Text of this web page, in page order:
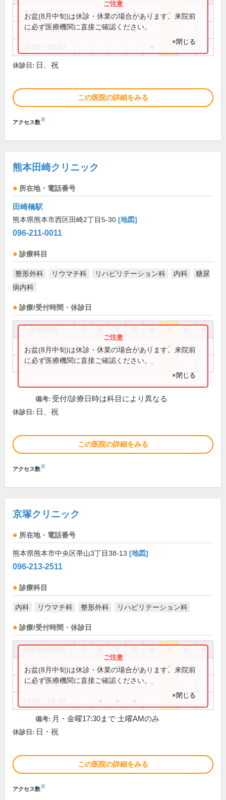
9:00～12:30 ● ● ● ● ●
14:00～18:00 ● ● ●
お盆(8月中旬)は休診・休業の場合があります。来院前
に必ず医療機関に直接ご確認ください。
×閉じる
休診日: 日、祝
この医院の詳細をみる
アクセス数※
熊本田崎クリニック
所在地・電話番号
田崎橋駅
熊本県熊本市西区田崎2丁目5-30 [地図]
096-211-0011
診療科目
整形外科 リウマチ科 リハビリテーション科 内科
糖尿
病内科
診療/受付時間・休診日
祝
9:00～13:00 ● ● ● ● ●
14:30～18:00 ● ● ● ●
お盆(8月中旬)は休診・休業の場合があります。来院前
に必ず医療機関に直接ご確認ください。
×閉じる
備考: 受付/診療日時は科目により異なる
休診日: 日、祝
この医院の詳細をみる
アクセス数※
京塚クリニック
所在地・電話番号
熊本県熊本市中央区帯山3丁目38-13 [地図]
096-213-2511
診療科目
内科 リウマチ科 整形外科 リハビリテーション科
診療/受付時間・休診日
祝
9:00～12:30 ● ● ●
9:00～17:30 ●
お盆(8月中旬)は休診・休業の場合があります。来院前
に必ず医療機関に直接ご確認ください。
×閉じる
備考: 月・金曜17:30まで 土曜AMのみ
休診日: 日・祝
この医院の詳細をみる
アクセス数※